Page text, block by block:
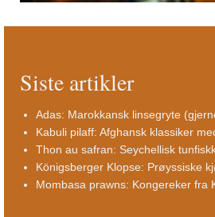
Siste artikler
Adas: Marokkansk linsegryte
Kabuli pilaff: Afghansk klassiker
Thon au safran: Seychellisk
Königsberger Klopse: Prøyssiske
Mombasa prawns: Kongereker fra